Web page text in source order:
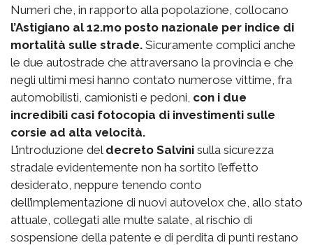
Numeri che, in rapporto alla popolazione, collocano
l’Astigiano al 12.mo posto nazionale per indice di
mortalità sulle strade. Sicuramente complici anche
le due autostrade che attraversano la provincia e che
negli ultimi mesi hanno contato numerose vittime, fra
automobilisti, camionisti e pedoni, con i due
incredibili casi fotocopia di investimenti sulle
corsie ad alta velocità.
L’introduzione del decreto Salvini sulla sicurezza
stradale evidentemente non ha sortito l’effetto
desiderato, neppure tenendo conto
dell’implementazione di nuovi autovelox che, allo stato
attuale, collegati alle multe salate, al rischio di
sospensione della patente e di perdita di punti restano